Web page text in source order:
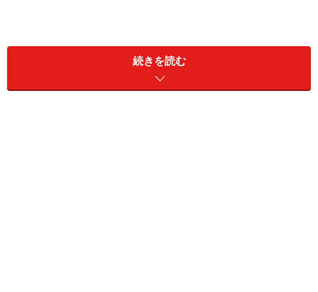
に、おしゃれな冬コーデを4点ピックアップ！ ボトムス
とのバランスや、トレンドの着こなし術など、ぜひブー
ツコーデの参考にしてみてくださいね。
続きを読む